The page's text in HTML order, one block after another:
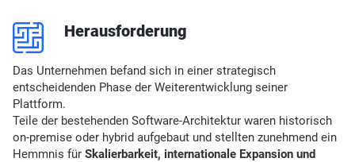
p Herausforderung
Das Unternehmen befand sich in einer strategisch
entscheidenden Phase der Weiterentwicklung seiner
Plattform.
Teile der bestehenden Software-Architektur waren historisch
on-premise oder hybrid aufgebaut und stellten zunehmend ein
Hemmnis für Skalierbarkeit, internationale Expansion und